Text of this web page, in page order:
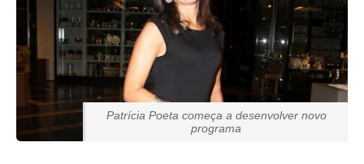
Patrícia Poeta começa a desenvolver novo
programa